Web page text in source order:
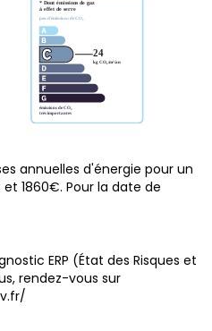
annuelles d'énergie pour un
1860€. Pour la date de
ERP (État des Risques et
rendez-vous sur